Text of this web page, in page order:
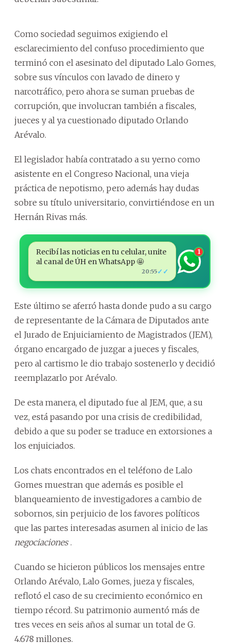
Como sociedad seguimos exigiendo el
esclarecimiento del confuso procedimiento que
terminó con el asesinato del diputado Lalo Gomes,
sobre sus vínculos con lavado de dinero y
narcotráfico, pero ahora se suman pruebas de
corrupción, que involucran también a fiscales,
jueces y al ya cuestionado diputado Orlando
Arévalo.
El legislador había contratado a su yerno como
asistente en el Congreso Nacional, una vieja
práctica de nepotismo, pero además hay dudas
sobre su título universitario, convirtiéndose en un
Hernán Rivas más.
Recibí las noticias en tu celular, unite
al canal de ÚH en WhatsApp 🤩
20:55✓✓
1
Este último se aferró hasta donde pudo a su cargo
de representante de la Cámara de Diputados ante
el Jurado de Enjuiciamiento de Magistrados (JEM),
órgano encargado de juzgar a jueces y fiscales,
pero al cartismo le dio trabajo sostenerlo y decidió
reemplazarlo por Arévalo.
De esta manera, el diputado fue al JEM, que, a su
vez, está pasando por una crisis de credibilidad,
debido a que su poder se traduce en extorsiones a
los enjuiciados.
Los chats encontrados en el teléfono de Lalo
Gomes muestran que además es posible el
blanqueamiento de investigadores a cambio de
sobornos, sin perjuicio de los favores políticos
que las partes interesadas asumen al inicio de las
negociaciones.
Cuando se hicieron públicos los mensajes entre
Orlando Arévalo, Lalo Gomes, jueza y fiscales,
reflotó el caso de su crecimiento económico en
tiempo récord. Su patrimonio aumentó más de
tres veces en seis años al sumar un total de G.
4.678 millones.